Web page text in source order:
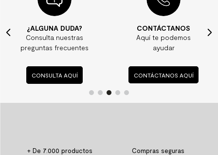
¿ALGUNA DUDA?
Consulta nuestras
preguntas frecuentes
CONSULTA AQUÍ
CONTÁCTANOS
Aquí te podemos
ayudar
CONTÁCTANOS AQUÍ
+ De 7.000 productos Compras seguras